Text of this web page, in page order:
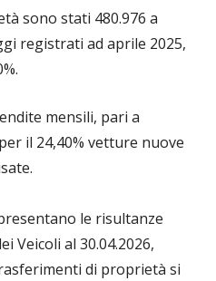
sono stati 480.976 a
registrati ad aprile 2025,
mensili, pari a
il 24,40% vetture nuove
le risultanze
Veicoli al 30.04.2026,
di proprietà si